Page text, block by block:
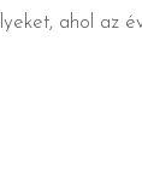
ahol az